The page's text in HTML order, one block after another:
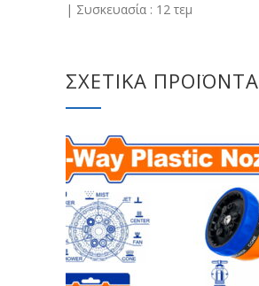
| Συσκευασία : 12 τεμ
ΣΧΕΤΙΚΆ ΠΡΟΪΌΝΤΑ